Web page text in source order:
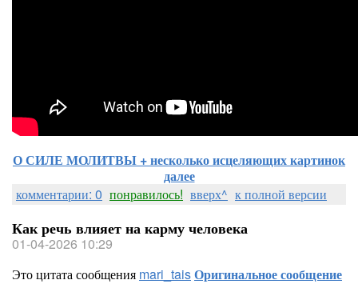
О СИЛЕ МОЛИТВЫ + несколько исцеляющих картинок
далее
комментарии: 0 понравилось! вверх^ к полной версии
Как речь влияет на карму человека
01-04-2026 10:29
Это цитата сообщения mari_taisОригинальное сообщение